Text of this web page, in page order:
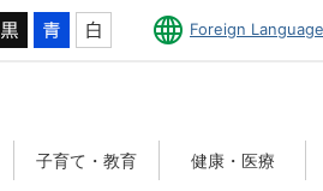
Foreign Language
子育て・教育 健康・医療